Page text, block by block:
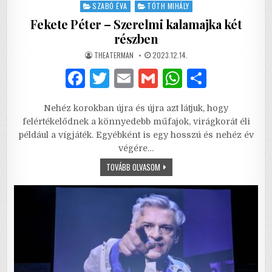
SZABÓ ÉVA
TÓTH MIHÁLY
Fekete Péter – Szerelmi kalamajka két
részben
AUTHOR:
THEATERMAN PUBLISHED
DATE:
2023.12.14.
F
c
e
b
o
T
it
te
r
E
ai
l
G
ai
l
W
at
s
p
ar
e
Nehéz korokban újra és újra azt látjuk, hogy
felértékelődnek a könnyedebb műfajok, virágkorát éli
például a vígjáték. Egyébként is egy hosszú és nehéz év
végére…
TOVÁBB OLVASOMFEKETE
PÉTER
SZERELMI
KALAMAJKA
KÉT
RÉSZBEN